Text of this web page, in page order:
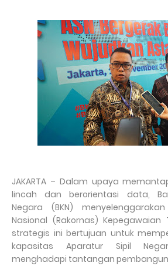
JAKARTA – Dalam upaya
lincah dan berorientasi data,
Negara (BKN)
Nasional (Rakornas) Kepegawaian
strategis ini bertujuan untuk
kapasitas Aparatur Sipil
menghadapi tantangan